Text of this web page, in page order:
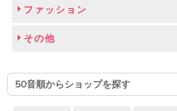
ファッション
その他
50音順からショップを探す